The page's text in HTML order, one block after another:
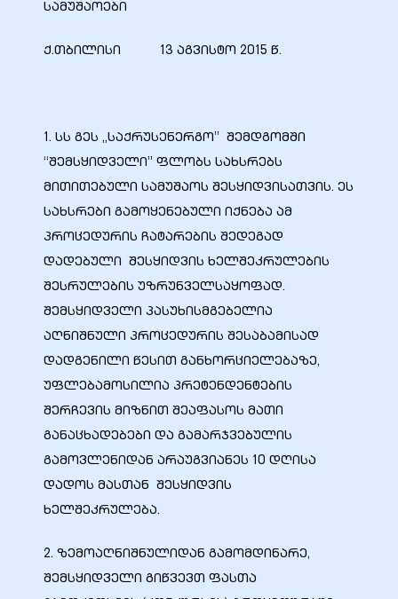
სამუშაოები
ქ.თბილისი 13 აგვისტო 2015 წ.
1. სს გეს „საქრუსენერგო” შემდგომში
“შემსყიდველი” ფლობს სახსრებს
მითითებული სამუშაოს შესყიდვისათვის. ეს
სახსრები გამოყენებული იქნება ამ
პროცედურის ჩატარების შედეგად
დადებული შესყიდვის ხელშეკრულების
შესრულების უზრუნველსაყოფად.
შემსყიდველი პასუხისმგებელია
აღნიშნული პროცედურის შესაბამისად
დადგენილი წესით განხორციელებაზე,
უფლებამოსილია პრეტენდენტების
შერჩევის მიზნით შეაფასოს მათი
განაცხადებები და გამარჯვებულის
გამოვლენიდან არაუგვიანეს 10 დღისა
დადოს მასთან შესყიდვის
ხელშეკრულება.
2. ზემოაღნიშნულიდან გამომდინარე,
შემსყიდველი გიწვევთ ფასთა